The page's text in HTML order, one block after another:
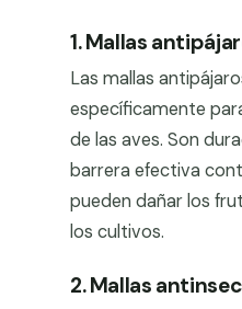
1. Mallas
Las mallas
específicamente
de las aves. Son
barrera efectiva
pueden dañar los
los cultivos.
2. Mallas